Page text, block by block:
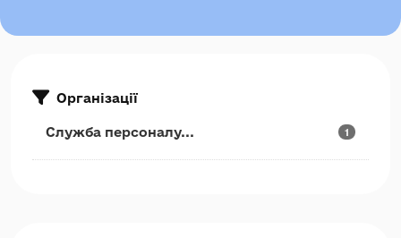
Організації
Служба персоналу... 1